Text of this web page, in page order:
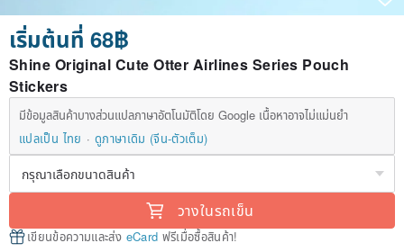
เริ่มต้นที่ 68฿
Shine Original Cute Otter Airlines Series Pouch
Stickers
มีข้อมูลสินค้าบางส่วนแปลภาษาอัตโนมัติโดย Google เนื้อหาอาจไม่แม่นยำ
แปลเป็น ไทย
ดูภาษาเดิม (จีน-ตัวเต็ม)
วางในรถเข็น
เขียนข้อความและส่ง eCard ฟรีเมื่อซื้อสินค้า!